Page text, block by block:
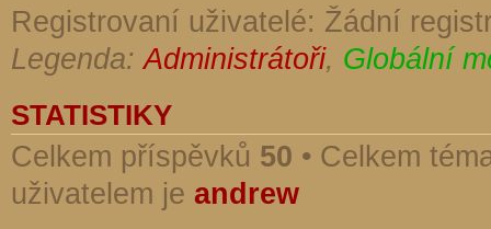
Registrovaní uživatelé: Žádní
Legenda:Administrátoři, Globální
STATISTIKY
Celkem příspěvků 50 • Celkem
uživatelem je andrew